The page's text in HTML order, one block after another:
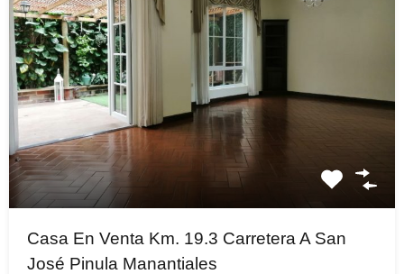
Casa En Venta Km. 19.3 Carretera A San
José Pinula Manantiales